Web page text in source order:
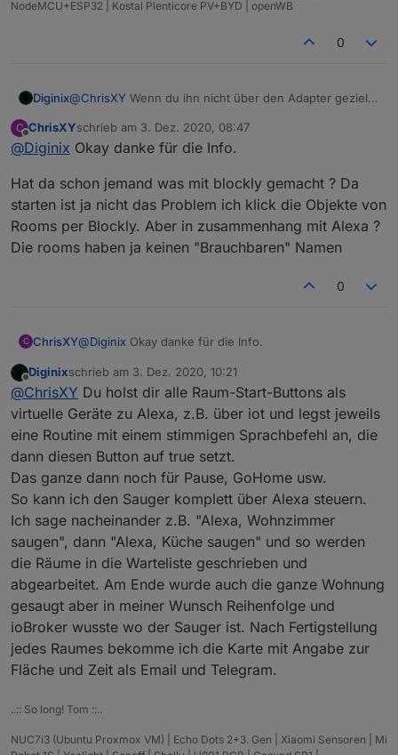
NodeMCU+ESP32 | Kostal Plenticore PV+BYD | openWB
0
Diginix@ChrisXY Wenn du ihn nicht über den Adapter gezielt
Komplettreinigung oder über die App, bekommst du das
nicht raus.
der Karte zu analysieren um die Pixelkoordinaten des
Saugericons zu ermitteln und darüber die Position
innerhalb der Wohnung.
Schöner wäre es wenn die API die Koordinaten
jederzeit mit senden würde. Wäre das so, wäre es
C
Offline
ChrisXYschrieb am 3. Dez. 2020, 08:47
zuletzt editiert von
@Diginix Okay danke für die Info.
Hat da schon jemand was mit blockly gemacht ? Da
starten ist ja nicht das Problem ich klick die Objekte von
Rooms per Blockly. Aber in zusammenhang mit Alexa ?
Die rooms haben ja keinen "Brauchbaren" Namen
0
C ChrisXY@Diginix Okay danke für die Info.
Hat da schon jemand was mit blockly gemacht ? Da
starten ist ja nicht das Problem ich klick die Objekte
von Rooms per Blockly. Aber in zusammenhang mit
Alexa ? Die rooms haben ja keinen "Brauchbaren"
Namen
Offline
Diginixschrieb am 3. Dez. 2020, 10:21
zuletzt editiert von
@ChrisXY Du holst dir alle Raum-Start-Buttons als
virtuelle Geräte zu Alexa, z.B. über iot und legst jeweils
eine Routine mit einem stimmigen Sprachbefehl an, die
dann diesen Button auf true setzt.
Das ganze dann noch für Pause, GoHome usw.
So kann ich den Sauger komplett über Alexa steuern.
Ich sage nacheinander z.B. "Alexa, Wohnzimmer
saugen", dann "Alexa, Küche saugen" und so werden
die Räume in die Warteliste geschrieben und
abgearbeitet. Am Ende wurde auch die ganze Wohnung
gesaugt aber in meiner Wunsch Reihenfolge und
ioBroker wusste wo der Sauger ist. Nach Fertigstellung
jedes Raumes bekomme ich die Karte mit Angabe zur
Fläche und Zeit als Email und Telegram.
..:: So long! Tom ::..
NUC7i3 (Ubuntu Proxmox VM) | Echo Dots 2+3. Gen | Xiaomi Sensoren | Mi